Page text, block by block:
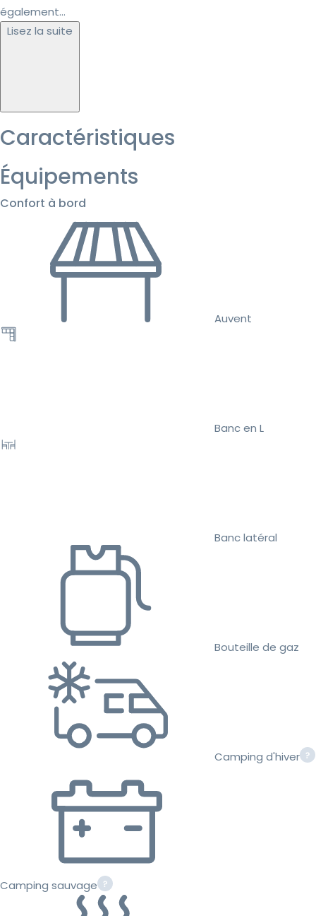
également...
Lisez la suite
Caractéristiques
Équipements
Confort à bord
Auvent
Banc en L
Banc latéral
Bouteille de gaz
Camping d'hiver
Camping sauvage